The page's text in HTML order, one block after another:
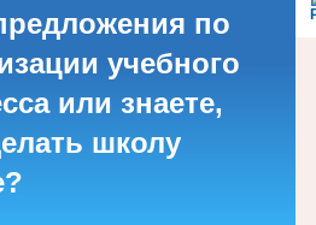
по
учебного
или знаете,
школу